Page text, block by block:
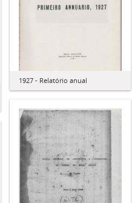
1927 - Relatório anual